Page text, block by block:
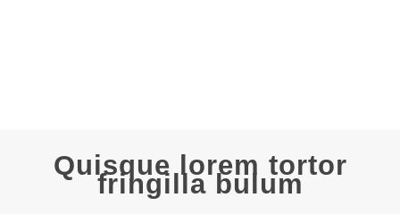
Quisque lorem tortor
fringilla bulum